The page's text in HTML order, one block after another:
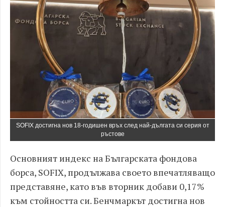
SOFIX достигна нов 18-годишен връх след най-дългата си серия от
ръстове
Основният индекс на Българската фондова
борса, SOFIX, продължава своето впечатляващо
представяне, като във вторник добави 0,17%
към стойността си. Бенчмаркът достигна нов